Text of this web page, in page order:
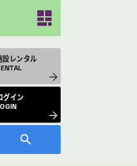
設レンタル
グイン